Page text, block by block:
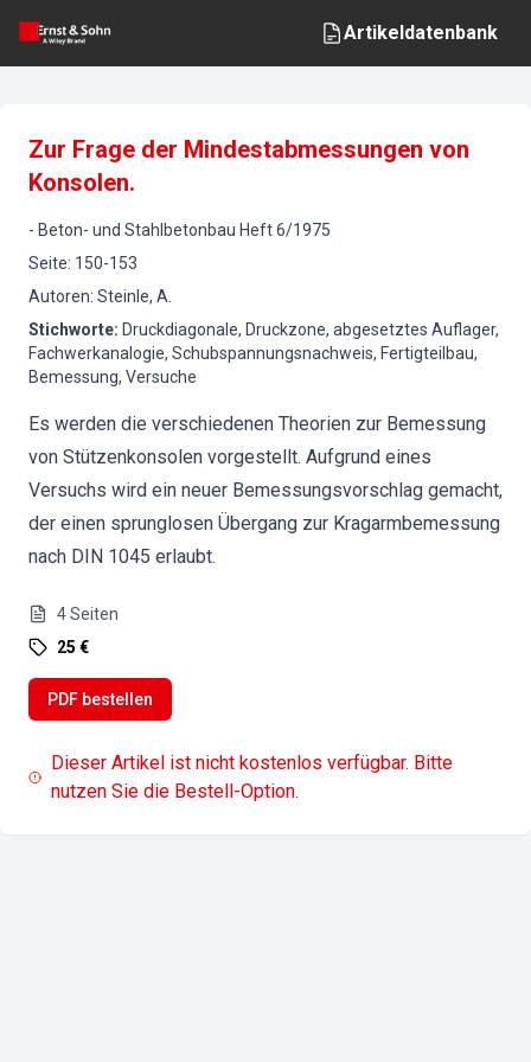
Artikeldatenbank
Zur Frage der Mindestabmessungen von
Konsolen.
- Beton- und Stahlbetonbau Heft6/1975
Seite: 150-153
Autoren: Steinle, A.
Stichworte: Druckdiagonale, Druckzone, abgesetztes Auflager,
Fachwerkanalogie, Schubspannungsnachweis, Fertigteilbau,
Bemessung, Versuche
Es werden die verschiedenen Theorien zur Bemessung
von Stützenkonsolen vorgestellt. Aufgrund eines
Versuchs wird ein neuer Bemessungsvorschlag gemacht,
der einen sprunglosen Übergang zur Kragarmbemessung
nach DIN 1045 erlaubt.
4Seiten
25 €
PDF bestellen
Dieser Artikel ist nicht kostenlos verfügbar. Bitte
nutzen Sie die Bestell-Option.